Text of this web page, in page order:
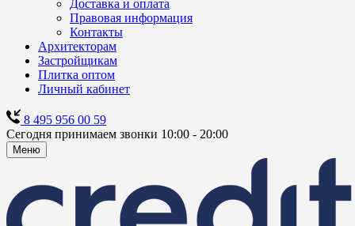
Доставка и оплата
Правовая информация
Контакты
Архитекторам
Застройщикам
Плитка оптом
Личный кабинет
8 495 956 00 59
Сегодня принимаем звонки 10:00 - 20:00
Меню